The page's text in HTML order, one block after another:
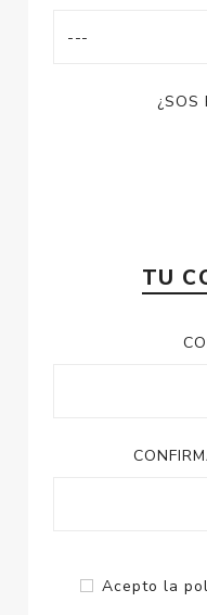
¿SOS
TU
Acepto la